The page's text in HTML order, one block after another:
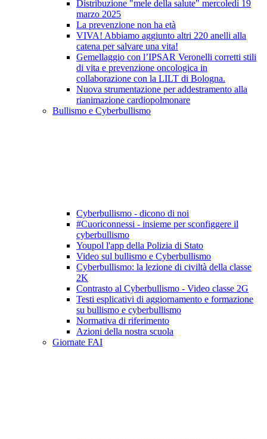
Distribuzione "mele della salute" mercoledì 19
marzo 2025
La prevenzione non ha età
VIVA! Abbiamo aggiunto altri 220 anelli alla
catena per salvare una vita!
Gemellaggio con l’IPSAR Veronelli corretti stili
di vita e prevenzione oncologica in
collaborazione con la LILT di Bologna.
Nuova strumentazione per addestramento alla
rianimazione cardiopolmonare
Bullismo e Cyberbullismo
Cyberbullismo - dicono di noi
#Cuoriconnessi - insieme per sconfiggere il
cyberbullismo
Youpol l'app della Polizia di Stato
Video sul bullismo e Cyberbullismo
Cyberbullismo: la lezione di civiltà della classe
2K
Contrasto al Cyberbullismo - Video classe 2G
Testi esplicativi di aggiornamento e formazione
su bullismo e cyberbullismo
Normativa di riferimento
Azioni della nostra scuola
Giornate FAI